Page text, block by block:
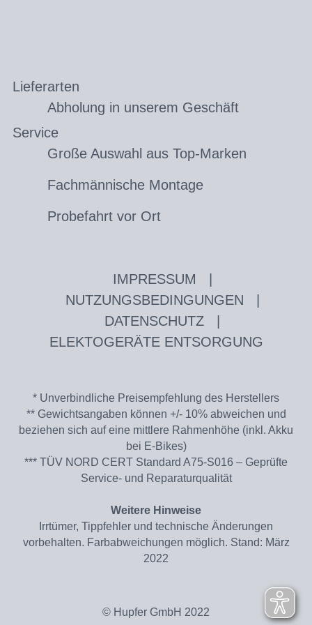
Lieferarten
Abholung in unserem Geschäft
Service
Große Auswahl aus Top-Marken
Fachmännische Montage
Probefahrt vor Ort
IMPRESSUM
NUTZUNGSBEDINGUNGEN
DATENSCHUTZ
ELEKTOGERÄTE ENTSORGUNG
* Unverbindliche Preisempfehlung des Herstellers
** Gewichtsangaben können +/- 10% abweichen und
beziehen sich auf eine mittlere Rahmenhöhe (inkl. Akku
bei E-Bikes)
*** TÜV NORD CERT Standard A75-S016 – Geprüfte
Service- und Reparaturqualität
Weitere Hinweise
Irrtümer, Tippfehler und technische Änderungen
vorbehalten. Farbabweichungen möglich. Stand: März
2022
© Hupfer GmbH 2022